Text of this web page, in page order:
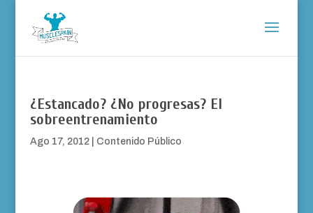
¿Estancado? ¿No progresas? El
sobreentrenamiento
Ago 17, 2012| Contenido Público